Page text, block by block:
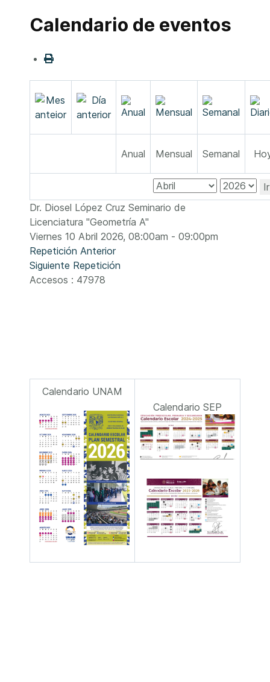
Calendario de eventos
Anual Mensual Semanal
Dr. Diosel López Cruz Seminario de
Licenciatura "Geometría A"
Viernes 10 Abril 2026, 08:00am - 09:00pm
Repetición Anterior
Siguiente Repetición
Accesos : 47978
Calendario UNAM
Calendario SEP